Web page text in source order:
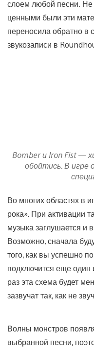
слоем любой песни. Не
ценными были эти
переносила обратно в
звукозаписи в
Bomber и Iron Fist —
обойтись. В игре
Во многих областях в
рока». При активации
музыка заглушается и
Возможно, сначала
того, как вы успешно
подключится еще один
раз эта схема будет
зазвучат так, как не
Волны монстров
выбранной песни,